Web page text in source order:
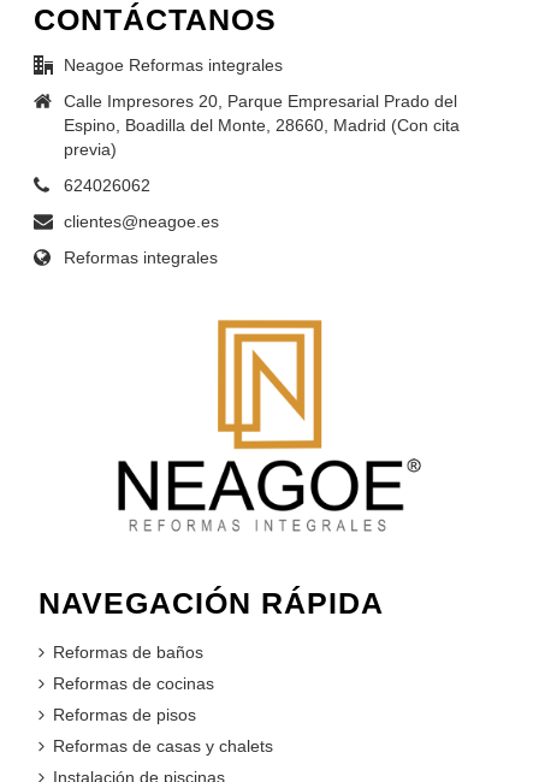
CONTÁCTANOS
Neagoe Reformas integrales
Calle Impresores 20, Parque Empresarial Prado del
Espino, Boadilla del Monte, 28660, Madrid (Con cita
previa)
624026062
clientes@neagoe.es
Reformas integrales
NAVEGACIÓN RÁPIDA
Reformas de baños
Reformas de cocinas
Reformas de pisos
Reformas de casas y chalets
Instalación de piscinas